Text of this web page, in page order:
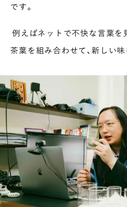
です。
例えばネットで不快な言葉を
茶葉を組み合わせて、新しい